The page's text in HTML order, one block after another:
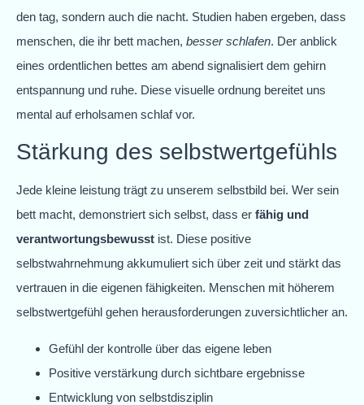
den tag, sondern auch die nacht. Studien haben ergeben, dass
menschen, die ihr bett machen, besser schlafen. Der anblick
eines ordentlichen bettes am abend signalisiert dem gehirn
entspannung und ruhe. Diese visuelle ordnung bereitet uns
mental auf erholsamen schlaf vor.
Stärkung des selbstwertgefühls
Jede kleine leistung trägt zu unserem selbstbild bei. Wer sein
bett macht, demonstriert sich selbst, dass er fähig und
verantwortungsbewusst ist. Diese positive
selbstwahrnehmung akkumuliert sich über zeit und stärkt das
vertrauen in die eigenen fähigkeiten. Menschen mit höherem
selbstwertgefühl gehen herausforderungen zuversichtlicher an.
Gefühl der kontrolle über das eigene leben
Positive verstärkung durch sichtbare ergebnisse
Entwicklung von selbstdisziplin